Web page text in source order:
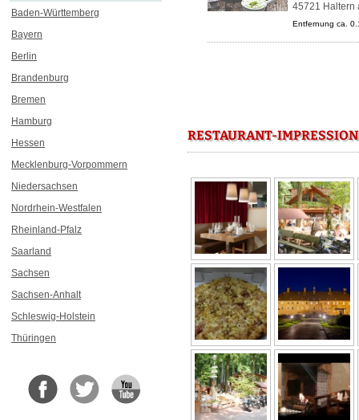
Baden-Württemberg
Bayern
Berlin
Brandenburg
Bremen
Hamburg
Hessen
Mecklenburg-Vorpommern
Niedersachsen
Nordrhein-Westfalen
Rheinland-Pfalz
Saarland
Sachsen
Sachsen-Anhalt
Schleswig-Holstein
Thüringen
45721 Haltern
Entfernung ca.
RESTAURANT-